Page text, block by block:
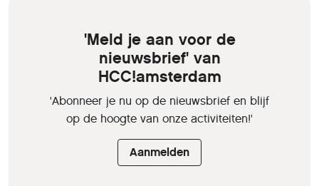
'Meld je aan voor de
nieuwsbrief' van
HCC!amsterdam
'Abonneer je nu op de nieuwsbrief en blijf
op de hoogte van onze activiteiten!'
Aanmelden